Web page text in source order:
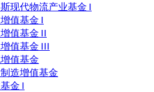
现代物流产业基金 I
值基金 I
值基金 II
值基金 III
值基金
造增值基金
金 I